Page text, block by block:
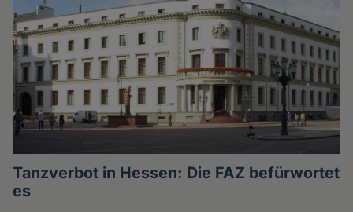
Tanzverbot in Hessen: Die FAZ befürwortet
es